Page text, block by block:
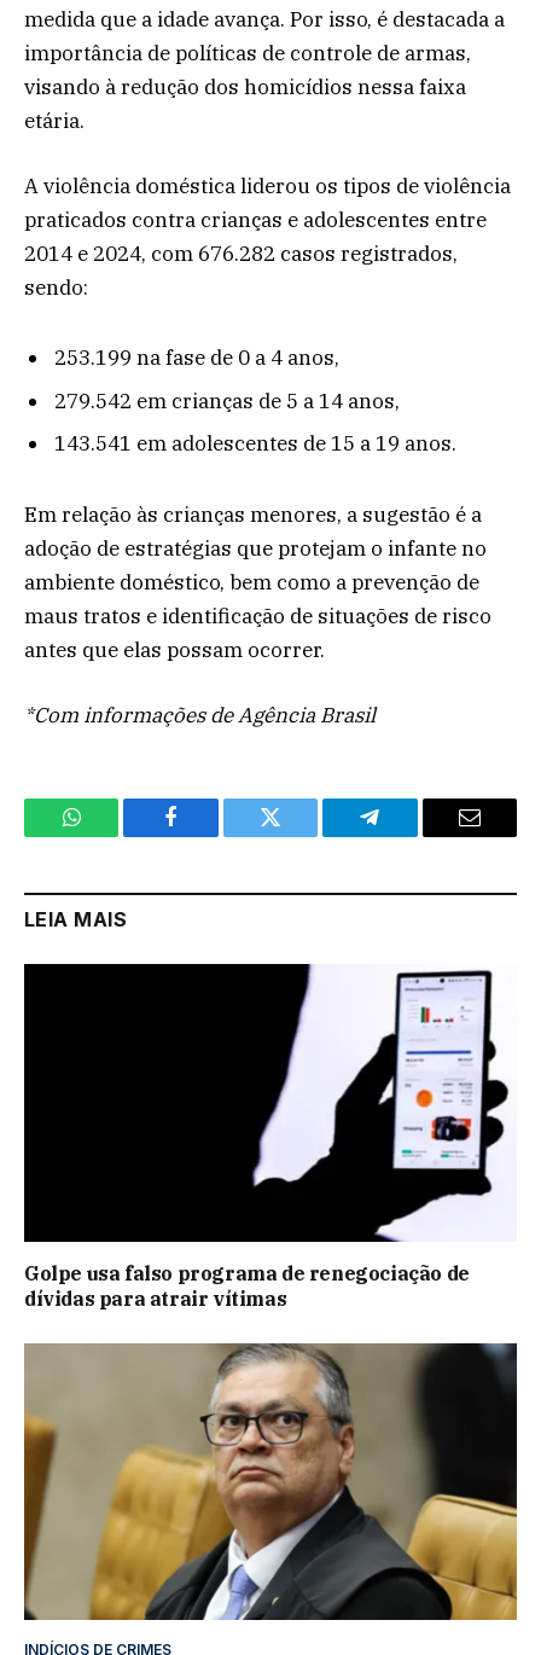
medida que a idade avança. Por isso, é destacada a
importância de políticas de controle de armas,
visando à redução dos homicídios nessa faixa
etária.
A violência doméstica liderou os tipos de violência
praticados contra crianças e adolescentes entre
2014 e 2024, com 676.282 casos registrados,
sendo:
253.199 na fase de 0 a 4 anos,
279.542 em crianças de 5 a 14 anos,
143.541 em adolescentes de 15 a 19 anos.
Em relação às crianças menores, a sugestão é a
adoção de estratégias que protejam o infante no
ambiente doméstico, bem como a prevenção de
maus tratos e identificação de situações de risco
antes que elas possam ocorrer.
*Com informações de Agência Brasil
WhatsApp Facebook Twitter Telegram Email
LEIA MAIS
Golpe usa falso programa de renegociação de
dívidas para atrair vítimas
INDÍCIOS DE CRIMES